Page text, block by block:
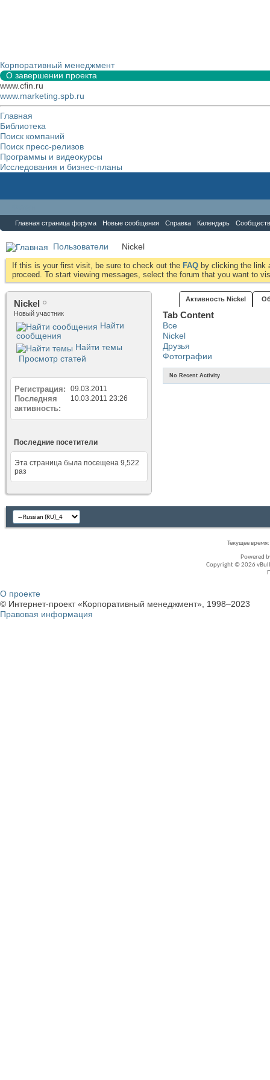
Корпоративный менеджмент
О завершении проекта
www.cfin.ru
www.marketing.spb.ru
Главная
Библиотека
Поиск компаний
Поиск пресс-релизов
Программы и видеокурсы
Исследования и бизнес-планы
Главная страница форума Новые сообщения Справка Календарь
Пользователи Nickel
If this is your first visit, be sure to check out the FAQ by clicking the link
proceed. To start viewing messages, select the forum that you want to
Nickel
Новый участник
Найти
сообщения
Найти темы
Просмотр статей
Регистрация 09.03.2011
Последняя
активность
10.03.2011 23:26
Последние посетители
Эта страница была посещена 9,522
раз
Активность Nickel
Tab Content
Все
Nickel
Друзья
Фотографии
No Recent Activity
Текущее время:
Powered
Copyright © 2026
О проекте
© Интернет-проект «Корпоративный менеджмент», 1998–2023
Правовая информация